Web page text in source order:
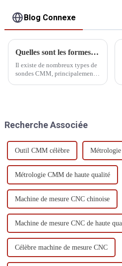
Blog Connexe
Quelles sont les formes de la plume de la sonde de mesure
Il existe de nombreux types de
sondes CMM, principalement
automatique et à système de
Recherche Associée
Outil CMM célèbre
Métrologie CMM de haute qualité
Machine de mesure CNC chinoise
Machine de mesure CNC de haute
Célèbre machine de mesure CNC